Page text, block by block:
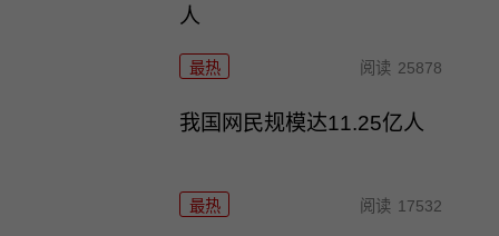
人
最热 阅读 25878
我国网民规模达11.25亿人
最热 阅读 17532